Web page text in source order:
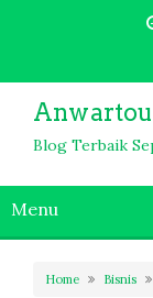
Blog Terbaik
Menu
Home Bisnis